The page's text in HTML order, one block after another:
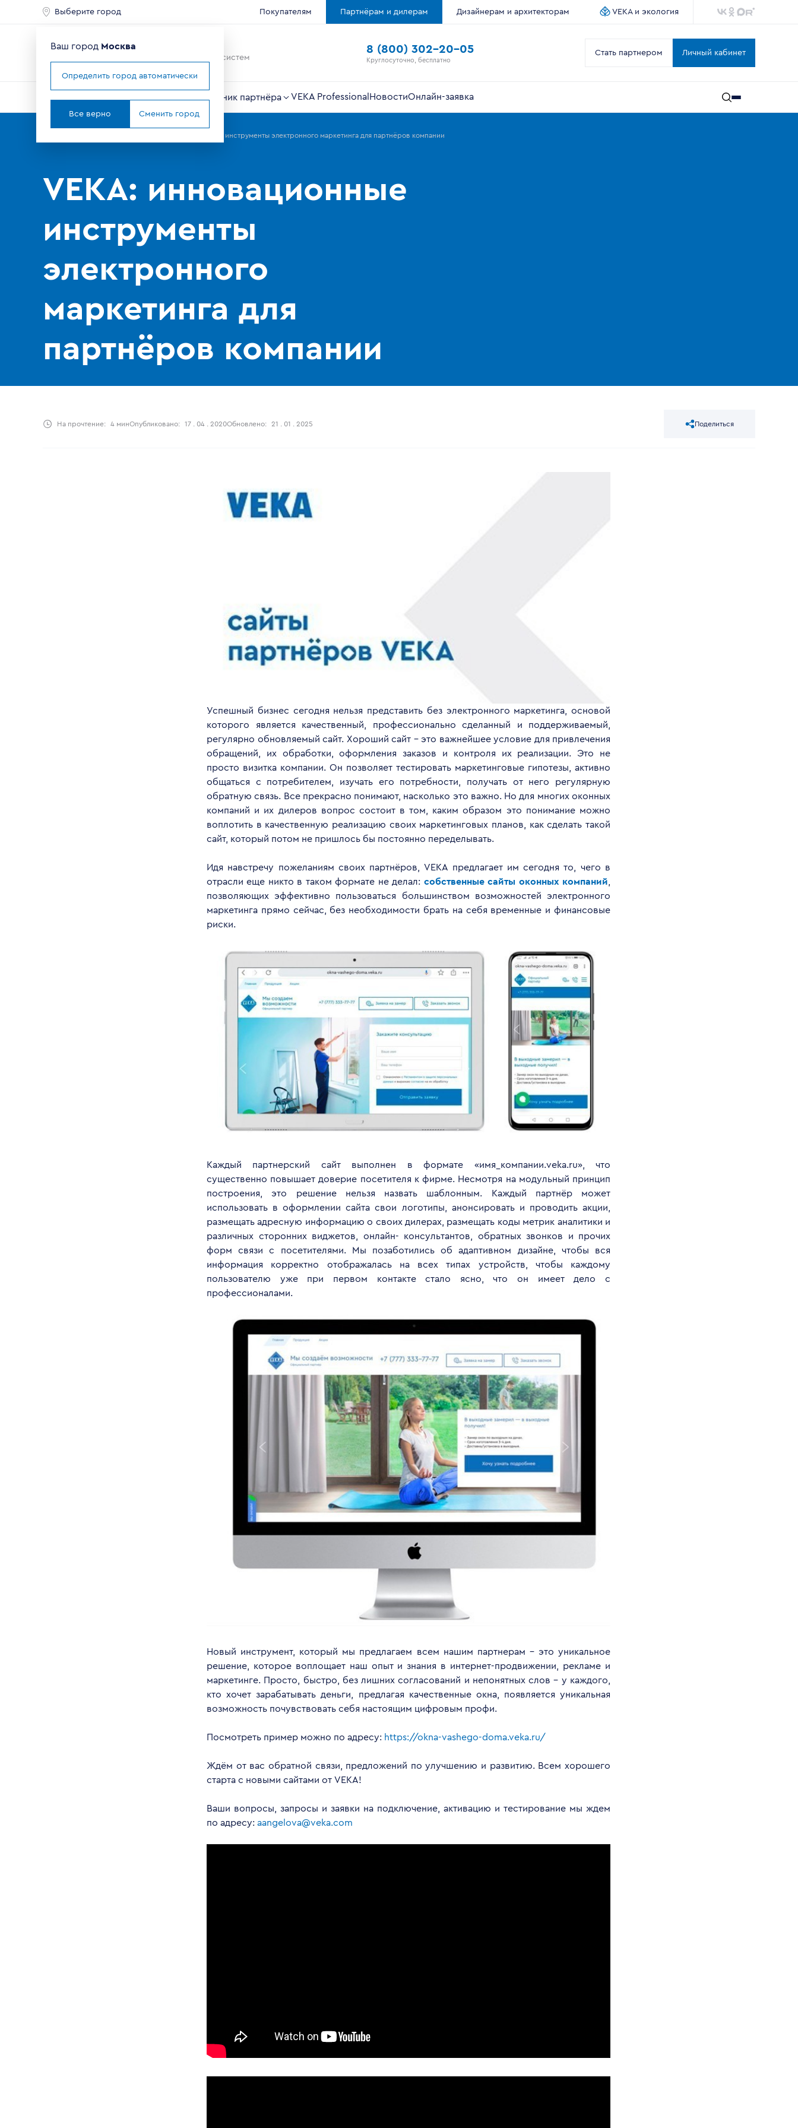
Выберите город Покупателям Партнёрам и дилерам Дизайнерам и архитекторам VEKA и экология
Ведущий мировой
производитель оконных систем
8 (800) 302-20-05
Круглосуточно, бесплатно
Стать партнером Личный кабинет
Справочник партнёра VEKA Professional НовостиОнлайн-заявка
VEKA: инновационные инструменты электронного маркетинга для партнёров компании
VEKA: инновационные
инструменты
электронного
маркетинга для
партнёров компании
На прочтение: 4 минОпубликовано: 17 . 04 . 2020Обновлено: 21 . 01 . 2025 Поделиться
Успешный бизнес сегодня нельзя представить без электронного маркетинга, основой
которого является качественный, профессионально сделанный и поддерживаемый,
регулярно обновляемый сайт. Хороший сайт – это важнейшее условие для привлечения
обращений, их обработки, оформления заказов и контроля их реализации. Это не
просто визитка компании. Он позволяет тестировать маркетинговые гипотезы, активно
общаться с потребителем, изучать его потребности, получать от него регулярную
обратную связь. Все прекрасно понимают, насколько это важно. Но для многих оконных
компаний и их дилеров вопрос состоит в том, каким образом это понимание можно
воплотить в качественную реализацию своих маркетинговых планов, как сделать такой
сайт, который потом не пришлось бы постоянно переделывать.
Идя навстречу пожеланиям своих партнёров, VEKA предлагает им сегодня то, чего в
отрасли еще никто в таком формате не делал: собственные сайты оконных компаний,
позволяющих эффективно пользоваться большинством возможностей электронного
маркетинга прямо сейчас, без необходимости брать на себя временные и финансовые
риски.
Каждый партнерский сайт выполнен в формате «имя_компании.veka.ru», что
существенно повышает доверие посетителя к фирме. Несмотря на модульный принцип
построения, это решение нельзя назвать шаблонным. Каждый партнёр может
использовать в оформлении сайта свои логотипы, анонсировать и проводить акции,
размещать адресную информацию о своих дилерах, размещать коды метрик аналитики и
различных сторонних виджетов, онлайн- консультантов, обратных звонков и прочих
форм связи с посетителями. Мы позаботились об адаптивном дизайне, чтобы вся
информация корректно отображалась на всех типах устройств, чтобы каждому
пользователю уже при первом контакте стало ясно, что он имеет дело с
профессионалами.
Новый инструмент, который мы предлагаем всем нашим партнерам – это уникальное
решение, которое воплощает наш опыт и знания в интернет-продвижении, рекламе и
маркетинге. Просто, быстро, без лишних согласований и непонятных слов – у каждого,
кто хочет зарабатывать деньги, предлагая качественные окна, появляется уникальная
возможность почувствовать себя настоящим цифровым профи.
Посмотреть пример можно по адресу: https://okna-vashego-doma.veka.ru/
Ждём от вас обратной связи, предложений по улучшению и развитию. Всем хорошего
старта с новыми сайтами от VEKA!
Ваши вопросы, запросы и заявки на подключение, активацию и тестирование мы ждем
по адресу: aangelova@veka.com
Ваш город Москва
Определить город автоматически
Все верно Сменить город